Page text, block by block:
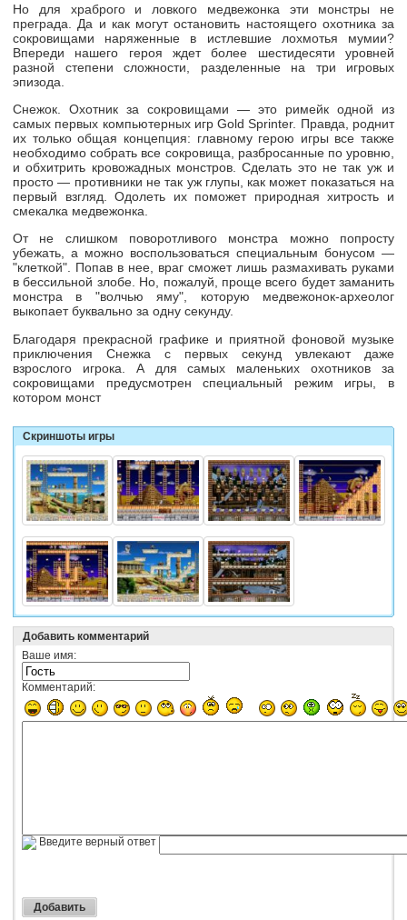
Но для храброго и ловкого медвежонка эти монстры не
преграда. Да и как могут остановить настоящего охотника за
сокровищами наряженные в истлевшие лохмотья мумии?
Впереди нашего героя ждет более шестидесяти уровней
разной степени сложности, разделенные на три игровых
эпизода.
Снежок. Охотник за сокровищами — это римейк одной из
самых первых компьютерных игр Gold Sprinter. Правда, роднит
их только общая концепция: главному герою игры все также
необходимо собрать все сокровища, разбросанные по уровню,
и обхитрить кровожадных монстров. Сделать это не так уж и
просто — противники не так уж глупы, как может показаться на
первый взгляд. Одолеть их поможет природная хитрость и
смекалка медвежонка.
От не слишком поворотливого монстра можно попросту
убежать, а можно воспользоваться специальным бонусом —
"клеткой". Попав в нее, враг сможет лишь размахивать руками
в бессильной злобе. Но, пожалуй, проще всего будет заманить
монстра в "волчью яму", которую медвежонок-археолог
выкопает буквально за одну секунду.
Благодаря прекрасной графике и приятной фоновой музыке
приключения Снежка с первых секунд увлекают даже
взрослого игрока. А для самых маленьких охотников за
сокровищами предусмотрен специальный режим игры, в
котором монст
Скриншоты игры
Добавить комментарий
Ваше имя:
Комментарий:
Введите верный ответ